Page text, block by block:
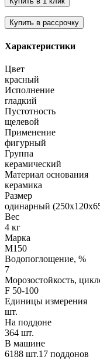
Характеристики
Цвет
красный
Исполнение
гладкий
Пустотность
щелевой
Применение
фигурный
Группа
керамический
Материал основания
керамика
Размер
одинарный
Вес
4 кг
Марка
М150
Водопоглощение, %
7
Морозостойкость,
F 50-100
Единицы измерения
шт.
На поддоне
364 шт.
В машине
6188 шт.17 поддонов